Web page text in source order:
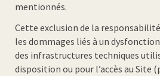
mentionnés.
Cette exclusion de la
les dommages liés à un
des infrastructures techniques
disposition ou pour l’accès au Site